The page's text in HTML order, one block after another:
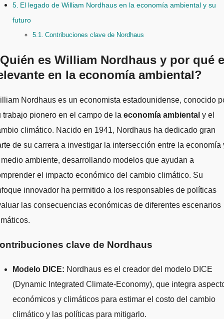
El legado de William Nordhaus en la economía ambiental y su
futuro
Contribuciones clave de Nordhaus
es William Nordhaus y por qué
en la economía ambiental?
trabajo pionero en el campo de la economía ambiental y el
climático. Nacido en 1941, Nordhaus ha dedicado gran
de su carrera a investigar la intersección entre la economía
ambiente, desarrollando modelos que ayudan a
el impacto económico del cambio climático. Su
innovador ha permitido a los responsables de políticas
las consecuencias económicas de diferentes escenarios
clave de Nordhaus
Modelo DICE: Nordhaus es el creador del modelo DICE
(Dynamic Integrated Climate-Economy), que integra
económicos y climáticos para estimar el costo del cambio
climático y las políticas para mitigarlo.